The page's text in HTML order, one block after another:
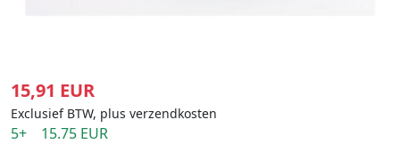
15,91 EUR
Exclusief BTW, plus verzendkosten
5+ 15.75 EUR